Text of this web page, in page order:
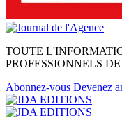
TOUTE
PROFESSIONNELS
Abonnez-vous Devenez